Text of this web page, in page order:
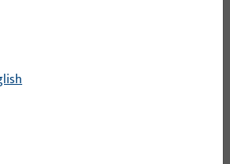
und Lüftungssysteme